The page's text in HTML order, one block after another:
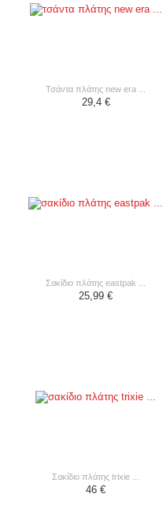
τσάντα πλάτης new era ...
29,4 €
σακίδιο πλάτης eastpak ...
25,99 €
σακίδιο πλάτης trixie ...
46 €